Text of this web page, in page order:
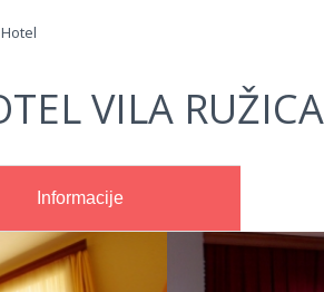
Hotel
VILA RUŽICA
Informacije